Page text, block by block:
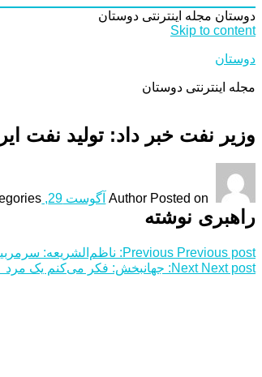
دوستان مجله اینترنتی دوستان
Skip to content
دوستان
مجله اینترنتی دوستان
وزیر نفت خبر داد: تولید نفت ایران در مرز ۳.۸ میلیون بشکه/ صادرات نفت و
Author Posted on آگوست 29, 2017
راهبری نوشته
Previous Previous post:
ناظم‌الشریعه‌:
Next Next post:
جهانبخش: فکر می‌کنم یک مرد ۳۰ ساله‌ام!